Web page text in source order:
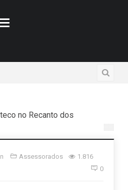
no Recanto dos
Assessorados
1.816
0